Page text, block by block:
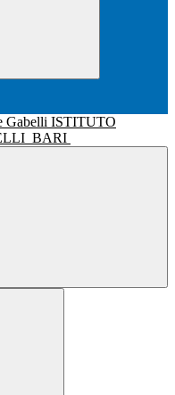
ISTITUTO
BARI